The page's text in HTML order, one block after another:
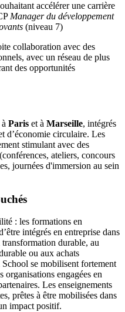
accélérer une carrière
Manager du développement
(niveau 7)
collaboration avec des
avec un réseau de plus
des opportunités
Paris et à Marseille, intégrés
d’économie circulaire. Les
stimulant avec des
ateliers, concours
journées d'immersion au sein
: les formations en
intégrés en entreprise dans
durable, au
ou aux achats
School se mobilisent fortement
organisations engagées en
Les enseignements
prêtes à être mobilisées dans
impact positif.